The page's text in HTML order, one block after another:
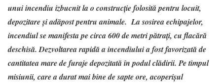
unui incendiu izbucnit la o construcție folosită pentru locuit,
depozitare și adăpost pentru animale. La sosirea echipajelor,
incendiul se manifesta pe circa 600 de metri pătrați, cu flacără
deschisă. Dezvoltarea rapidă a incendiului a fost favorizată de
cantitatea mare de furaje depozitată în podul clădirii. Pe timpul
misiunii, care a durat mai bine de sapte ore, acoperișul